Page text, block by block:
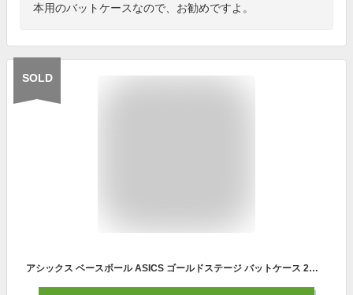
本用のバットケースなので、お勧めですよ。
SOLD
アシックス ベースボール ASICS ゴールドステージ バットケース 2本入れ 3123A457 遠征 合宿 バット入れ 野球部 野球用品 スワロースポーツ